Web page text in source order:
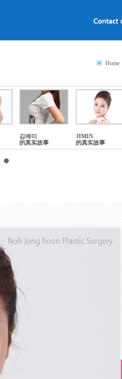
Home
JIMIN
的真实故事
张燕
的真实故事